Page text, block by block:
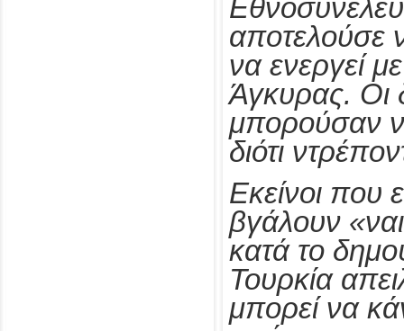
αποτελούσε
να ενεργεί
Άγκυρας. Οι
μπορούσαν
διότι
Εκείνοι που
βγάλουν
κατά το
Τουρκία
μπορεί να